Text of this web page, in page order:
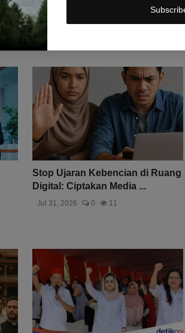
Stop Ujaran Kebencian di Ruang
Digital: Ciptakan Media ...
Jul 31, 2026 0 11